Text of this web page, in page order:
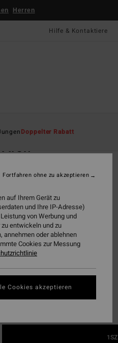
Herren
Hilfe & Kontaktiere
Doppelter Rabatt
Arch
€ 9,73
SALE
DOPPELTER RABATT EXTRA 25%
FarbeDune
1SZ
auf Ihrem Gerät zu
und Ihre IP-Adresse)
von Werbung und
entwickeln und zu
annehmen oder ablehnen
Cookies zur Messung
Fortfahren ohne zu akzeptieren
Cookies akzeptieren